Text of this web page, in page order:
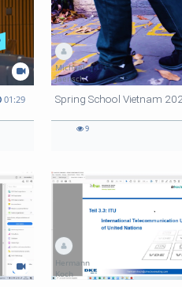
01:29
Michael
Jaensch
9
Hermann
Koch